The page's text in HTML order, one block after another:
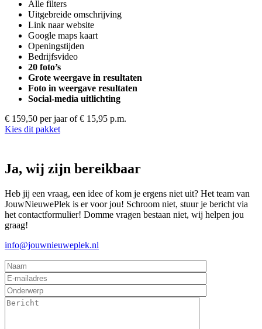
Alle filters
Uitgebreide omschrijving
Link naar website
Google maps kaart
Openingstijden
Bedrijfsvideo
20 foto’s
Grote weergave in resultaten
Foto in weergave resultaten
Social-media uitlichting
€ 159,50 per jaar of € 15,95 p.m.
Kies dit pakket
Ja, wij zijn bereikbaar
Heb jij een vraag, een idee of kom je ergens niet uit? Het team van
JouwNieuwePlek is er voor jou! Schroom niet, stuur je bericht via
het contactformulier! Domme vragen bestaan niet, wij helpen jou
graag!
info@jouwnieuweplek.nl